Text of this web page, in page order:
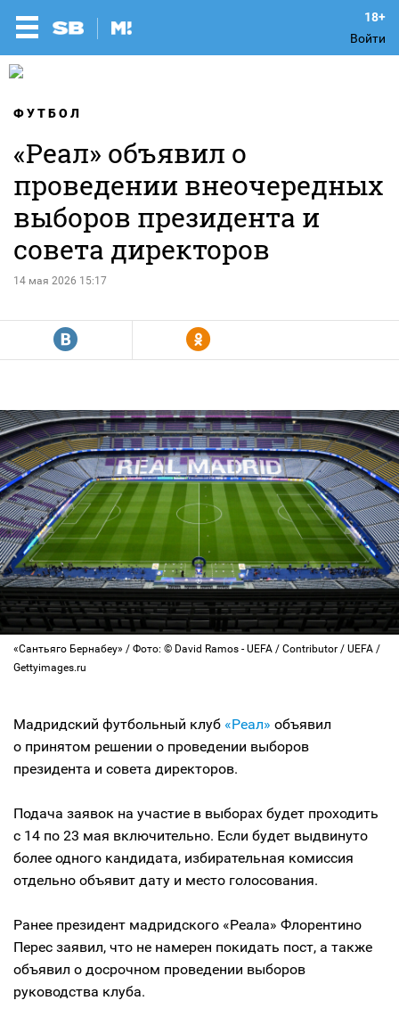
Войти
ФУТБОЛ
«Реал» объявил о
проведении внеочередных
выборов президента и
совета директоров
14 мая 2026 15:17
R Y
«Сантьяго Бернабеу» / Фото: © David Ramos - UEFA / Contributor / UEFA /
Gettyimages.ru
Мадридский футбольный клуб «Реал» объявил
о принятом решении о проведении выборов
президента и совета директоров.
Подача заявок на участие в выборах будет проходить
с 14 по 23 мая включительно. Если будет выдвинуто
более одного кандидата, избирательная комиссия
отдельно объявит дату и место голосования.
Ранее президент мадридского «Реала» Флорентино
Перес заявил, что не намерен покидать пост, а также
объявил о досрочном проведении выборов
руководства клуба.